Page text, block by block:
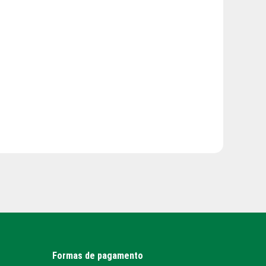
Formas de pagamento